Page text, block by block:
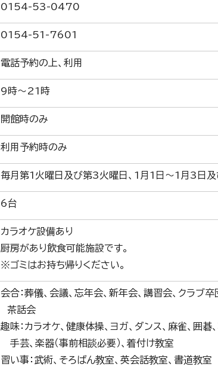
0154-53-0470
0154-51-7601
電話予約の上、利用
9時～21時
開館時のみ
利用予約時のみ
毎月第1火曜日及び第3火曜日、1月1日～1月3日
6台
カラオケ設備あり
厨房があり飲食可能施設です。
※ゴミはお持ち帰りください。
会合：葬儀、会議、忘年会、新年会、講習会、クラブ卒
茶話会
趣味：カラオケ、健康体操、ヨガ、ダンス、麻雀、囲碁
手芸、楽器（事前相談必要）、着付け教室
習い事：武術、そろばん教室、英会話教室、書道教室